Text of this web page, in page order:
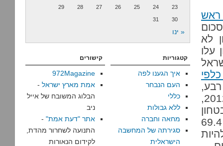
ראש
לא
עלו
מכוסות למעשה מתקציבי משרדים אחרים. בשנת 2012,
הרשמי היה 55.9 מיליארדים; בפועל, ההוצאה היתה 69.4
להיות
23
24
25
26
27
28
29
30
31
« ינו
קטגוריות
איך הגענו לפה
העם הנבחר
כללי
ללא גבולות
מחאה וחברה
סגירתה של המחשבה
הישראלית
קישורים
972Magazine
אמת מארץ ישראל -
הבלוג המשובח של אייל
ניב
אתר "דעת אמת" -
התנועה לשחרור מהדת,
לקידום הנאורות